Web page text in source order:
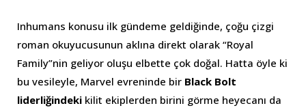
Inhumans konusu ilk gündeme geldiğinde, çoğu çizgi
roman okuyucusunun aklına direkt olarak “Royal
Family”nin geliyor oluşu elbette çok doğal. Hatta öyle ki
bu vesileyle, Marvel evreninde bir Black Bolt
liderliğindeki kilit ekiplerden birini görme heyecanı da